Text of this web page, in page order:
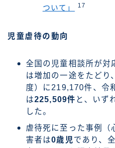
ついて」
17
児童虐待の動向
全国の児童相談所が対
は増加の一途をたどり
度）に219,170件、令
は225,509件 と、いず
した。
虐待死に至った事例（
害者は0歳児であり、